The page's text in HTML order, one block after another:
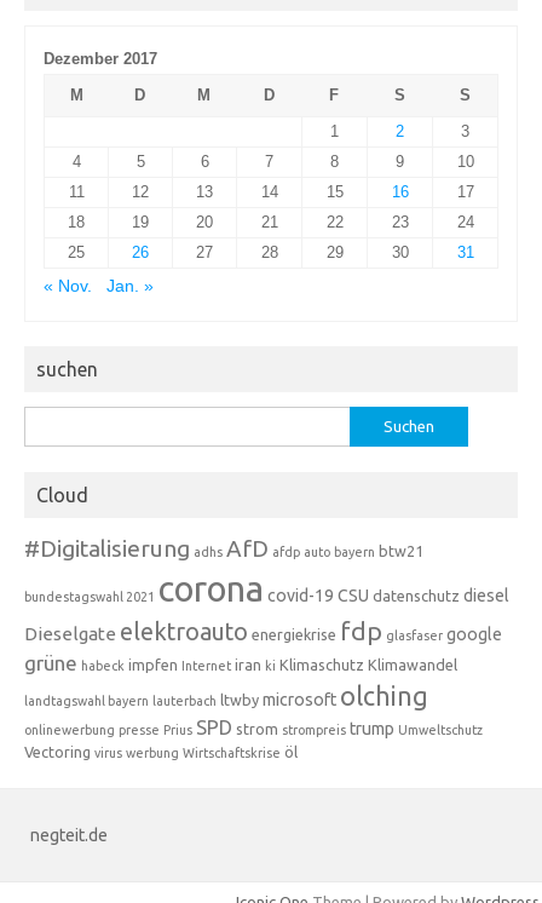
Dezember 2017
M
D M D F S
S
1
2
3
4
5 6 7 8 9
10
11
12 13 14 15 16
17
18
19 20 21 22 23
24
25
26 27 28 29 30
31
« Nov.
Jan. »
suchen
nach:
Cloud
#Digitalisierung adhs AfD afdp auto bayern btw21
bundestagswahl 2021 corona covid-19 CSU datenschutz diesel
Dieselgate elektroauto energiekrise fdp glasfaser google
grüne habeck impfen Internet iran ki Klimaschutz Klimawandel
landtagswahl bayern lauterbach ltwby microsoft olching
onlinewerbung presse Prius SPD strom strompreis trump Umweltschutz
Vectoring virus werbung Wirtschaftskrise öl
negteit.de